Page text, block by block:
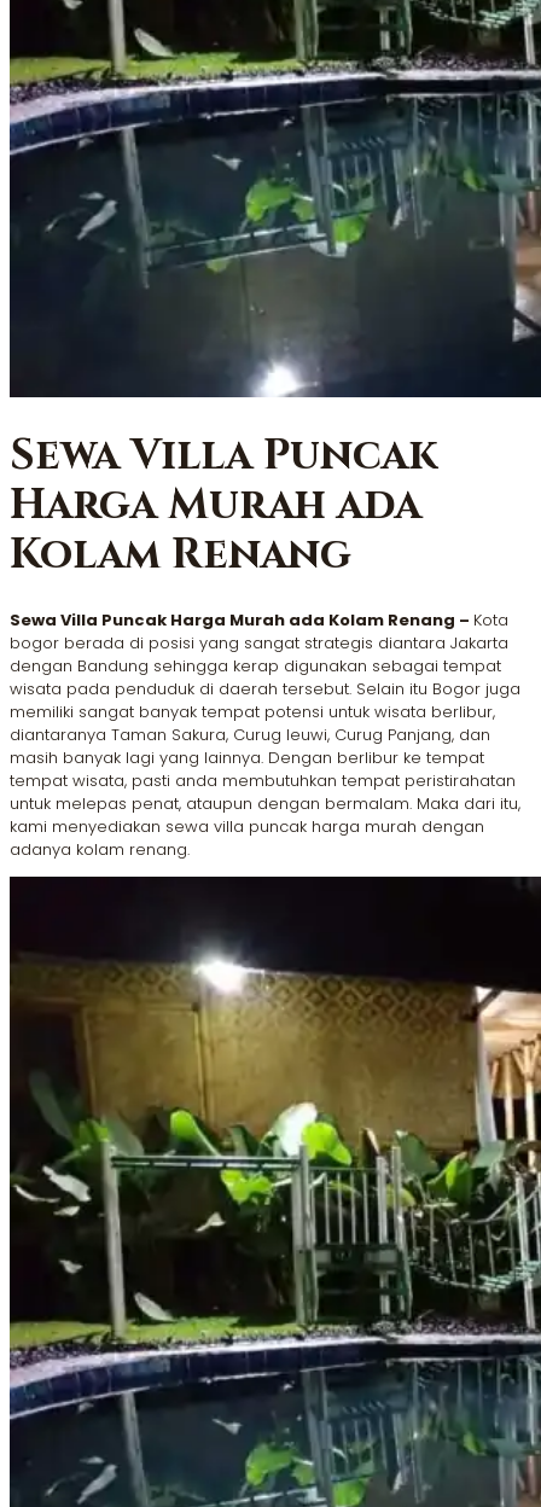
Sewa Villa Puncak
Harga Murah ada
Kolam Renang
Sewa Villa Puncak Harga Murah ada Kolam Renang – Kota
bogor berada di posisi yang sangat strategis diantara Jakarta
dengan Bandung sehingga kerap digunakan sebagai tempat
wisata pada penduduk di daerah tersebut. Selain itu Bogor juga
memiliki sangat banyak tempat potensi untuk wisata berlibur,
diantaranya Taman Sakura, Curug leuwi, Curug Panjang, dan
masih banyak lagi yang lainnya. Dengan berlibur ke tempat
tempat wisata, pasti anda membutuhkan tempat peristirahatan
untuk melepas penat, ataupun dengan bermalam. Maka dari itu,
kami menyediakan sewa villa puncak harga murah dengan
adanya kolam renang.